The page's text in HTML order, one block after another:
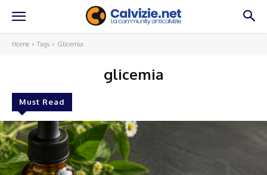
Home Tags Glicemia
glicemia
Must Read